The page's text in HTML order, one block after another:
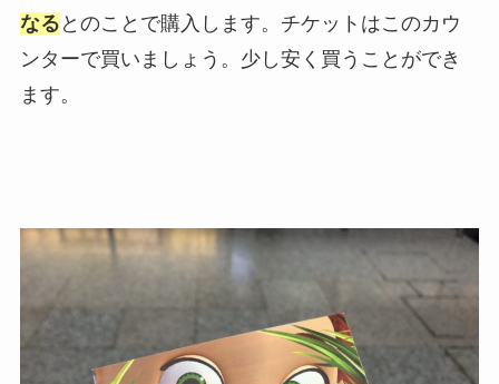
なる とのことで購入します。チケットはこのカウ
ンターで買いましょう。少し安く買うことができ
ます。